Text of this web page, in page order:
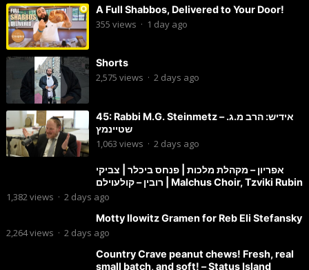
A Full Shabbos, Delivered to Your Door!
355 views · 1 day ago
Shorts
2,575 views · 2 days ago
45: Rabbi M.G. Steinmetz – אידיש: הרב מ.ג.
שטיינמץ
1,063 views · 2 days ago
אפריון – מקהלת מלכות | פנחס ביכלר | צביקי
רובין – קולעוילם | Malchus Choir, Tzviki Rubin
1,382views · 2 days ago
Motty Ilowitz Gramen for Reb Eli Stefansky
2,264views · 2 days ago
Country Crave peanut chews! Fresh, real
small batch, and soft! – Status Island